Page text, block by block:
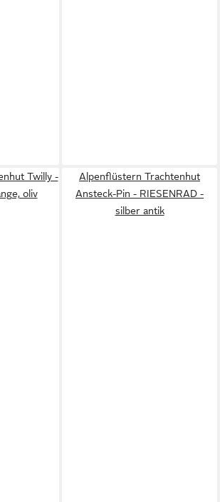
Twilly -
oliv
Alpenflüstern Trachtenhut
Ansteck-Pin - RIESENRAD -
silber antik